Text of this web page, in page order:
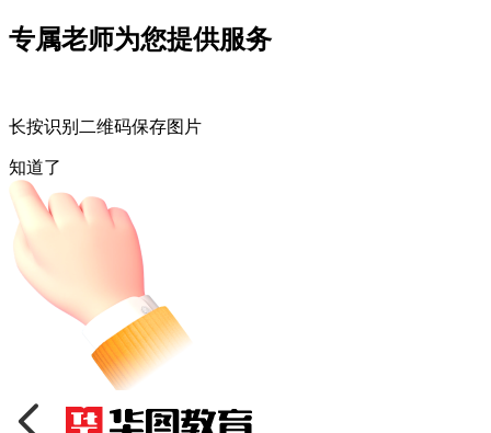
专属老师为您提供服务
长按识别二维码保存图片
知道了